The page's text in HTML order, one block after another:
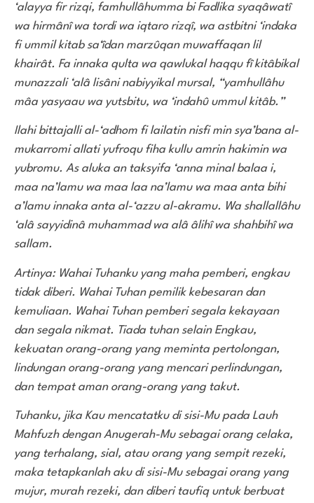
‘alayya fir rizqi, famhullâhumma bi Fadlika syaqâwatî
wa hirmânî wa tordi wa iqtaro rizqî, wa astbitni ‘indaka
fi ummil kitab sa‘îdan marzûqan muwaffaqan lil
khairât. Fa innaka qulta wa qawlukal haqqu fî kitâbikal
munazzali ‘alâ lisâni nabiyyikal mursal, “yamhullâhu
mâa yasyaau wa yutsbitu, wa ‘indahû ummul kitâb.”
Ilahi bittajalli al-‘adhom fi lailatin nisfi min sya’bana al-
mukarromi allati yufroqu fiha kullu amrin hakimin wa
yubromu. As aluka an taksyifa ‘anna minal balaa i,
maa na’lamu wa maa laa na’lamu wa maa anta bihi
a’lamu innaka anta al-‘azzu al-akramu. Wa shallallâhu
‘alâ sayyidinâ muhammad wa alâ âlihî wa shahbihî wa
sallam.
Artinya: Wahai Tuhanku yang maha pemberi, engkau
tidak diberi. Wahai Tuhan pemilik kebesaran dan
kemuliaan. Wahai Tuhan pemberi segala kekayaan
dan segala nikmat. Tiada tuhan selain Engkau,
kekuatan orang-orang yang meminta pertolongan,
lindungan orang-orang yang mencari perlindungan,
dan tempat aman orang-orang yang takut.
Tuhanku, jika Kau mencatatku di sisi-Mu pada Lauh
Mahfuzh dengan Anugerah-Mu sebagai orang celaka,
yang terhalang, sial, atau orang yang sempit rezeki,
maka tetapkanlah aku di sisi-Mu sebagai orang yang
mujur, murah rezeki, dan diberi taufiq untuk berbuat